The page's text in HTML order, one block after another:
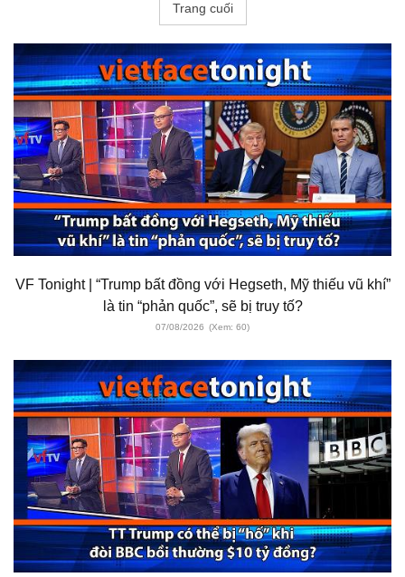
Trang cuối
VF Tonight | “Trump bất đồng với Hegseth, Mỹ thiếu vũ khí”
là tin “phản quốc”, sẽ bị truy tố?
07/08/2026 (Xem: 60)